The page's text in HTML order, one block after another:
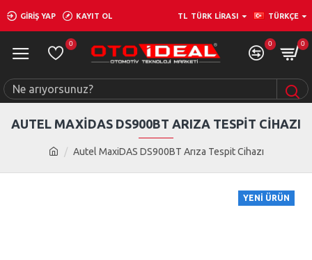
GIRIŞ YAP KAYIT OL TL TÜRK LIRASI TÜRKÇE
0 0 0
Autel MaxiDAS DS900BT Arıza Tespit Cihazı
AUTEL MAXIDAS DS900BT ARIZA TESPIT CIHAZI
YENI ÜRÜN